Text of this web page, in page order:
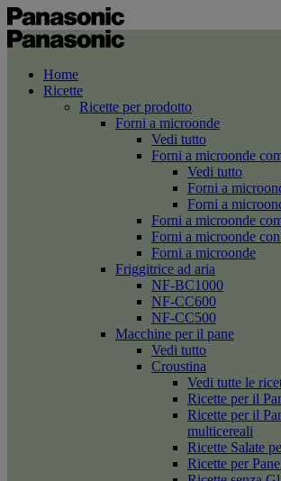
Home
Ricette
Ricette per prodotto
Forni a microonde
Vedi tutto
Forni a microonde
Vedi tutto
Forni a
Forni a
Forni a microonde
Forni a microonde
Forni a microonde
Friggitrice ad aria
NF-BC1000
NF-CC600
NF-CC500
Macchine per il pane
Vedi tutto
Croustina
Vedi tutte le
Ricette per il
Ricette per il
multicereali
Ricette Salate
Ricette per